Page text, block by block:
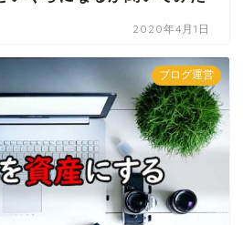
2020年4月1日
ブログ運営